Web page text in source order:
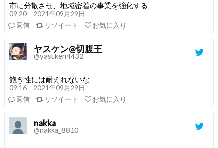
市に分散させ、地域密着の事業を強化する
09:20 – 2021年09月29日
返信
リツイート お気に入り
ヤスケン@切腹王
@yasuken4432
飽き性には耐えれないな
09:16 – 2021年09月29日
返信
リツイート お気に入り
nakka
@nakka_8810